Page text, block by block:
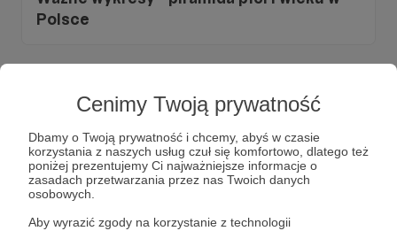
Cenimy Twoją prywatność
Dbamy o Twoją prywatność i chcemy, abyś w czasie
korzystania z naszych usług czuł się komfortowo, dlatego też
poniżej prezentujemy Ci najważniejsze informacje o
zasadach przetwarzania przez nas Twoich danych
osobowych.
Aby wyrazić zgody na korzystanie z technologii
Polsce